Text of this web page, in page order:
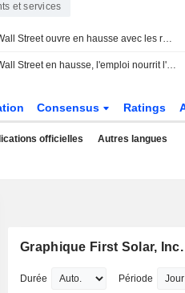
et services
Wall Street ouvre en hausse avec les résultats, le rapport sur l'emploi surprend
Wall Street en hausse, l'emploi nourrit l'espoir d'une Fed plus conciliante
Consensus Ratings
officielles Autres langues
Graphique First Solar, Inc.
Durée Période